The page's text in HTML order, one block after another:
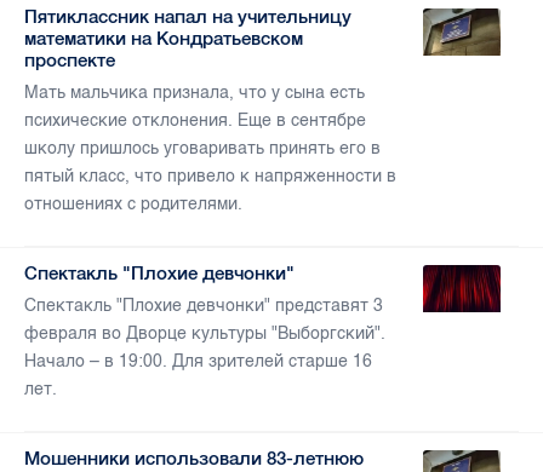
Пятиклассник напал на учительницу
математики на Кондратьевском
проспекте
Мать мальчика признала, что у сына есть
психические отклонения. Еще в сентябре
школу пришлось уговаривать принять его в
пятый класс, что привело к напряженности в
отношениях с родителями.
Спектакль "Плохие девчонки"
Спектакль "Плохие девчонки" представят 3
февраля во Дворце культуры "Выборгский".
Начало – в 19:00. Для зрителей старше 16
лет.
Мошенники использовали 83-летнюю